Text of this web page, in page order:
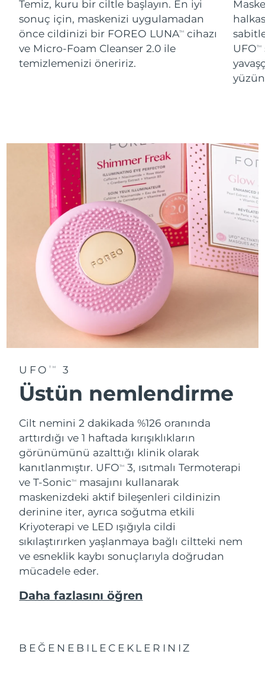
Temiz, kuru bir ciltle başlayın. En iyi
sonuç için, maskenizi uygulamadan
önce cildinizi bir FOREO LUNATM
cihazı
ve Micro-Foam Cleanser 2.0 ile
temizlemenizi öneririz.
UFOTM
UFO TM 3
Üstün nemlendirme
Cilt nemini 2 dakikada %126 oranında
arttırdığı ve 1 haftada kırışıklıkların
görünümünü azalttığı klinik olarak
kanıtlanmıştır. UFOTM
3, ısıtmalı Termoterapi
ve T-SonicTM
masajını kullanarak
maskenizdeki aktif bileşenleri cildinizin
derinine iter, ayrıca soğutma etkili
Kriyoterapi ve LED ışığıyla cildi
sıkılaştırırken yaşlanmaya bağlı ciltteki nem
ve esneklik kaybı sonuçlarıyla doğrudan
mücadele eder.
Daha fazlasını öğren
BEĞENEBILECEKLERINIZ
Slovenya
Tahmini teslim tarihi
08/08/2026
Güney Afrika
16/08/2026
Tahmini teslim tarihi
08/08/2026
Tahmini teslim tarihi
08/08/2026
Tayvan
Tahmini teslim tarihi
13/08/2026
Tayland
Tahmini teslim tarihi
Türkiye
Birleşik Krallık
08/08/2026
Amerika Birleşik
Devletleri
Tahmini teslim tarihi
09/08/2026
Özbekistan
Tahmini teslim tarihi
13/08/2026
Vietnam
Tahmini teslim tarihi
14/08/2026